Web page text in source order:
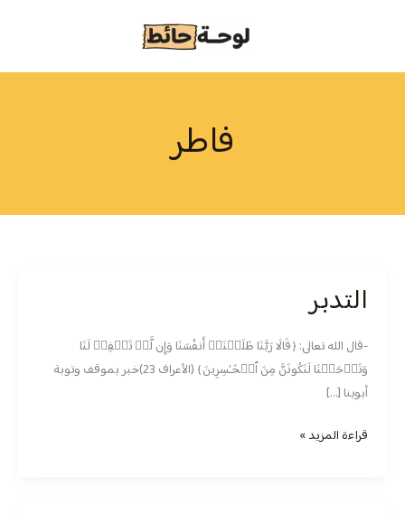
فاطر
التدبر
-قال الله تعالى: ﴿قَالَا رَبَّنَا ظَلَمۡنَاۤ أَنفُسَنَا وَإِن لَّمۡ تَغۡفِرۡ لَنَا
وَتَرۡحَمۡنَا لَنَكُونَنَّ مِنَ ٱلۡخَـٰسِرِینَ﴾ (الأعراف 23)خبر بموقف وتوبة
أبوينا […]
التدبر
قراءة المزيد »